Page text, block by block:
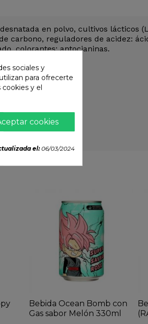
en polvo, cultivos lácticos
carbono, reguladores de acidez:
colorantes: antocianinas.
Bebida Ocean Bomb con
Gas sabor Melón 330ml
sociales y
para ofrecerte
cookies y el
cookies
el:06/03/2024